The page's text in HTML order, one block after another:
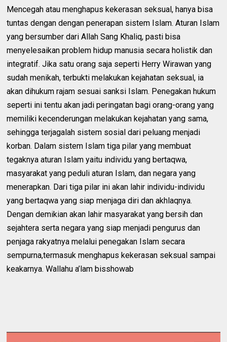
Mencegah atau menghapus kekerasan seksual, hanya bisa
tuntas dengan dengan penerapan sistem Islam. Aturan Islam
yang bersumber dari Allah Sang Khaliq, pasti bisa
menyelesaikan problem hidup manusia secara holistik dan
integratif. Jika satu orang saja seperti Herry Wirawan yang
sudah menikah, terbukti melakukan kejahatan seksual, ia
akan dihukum rajam sesuai sanksi Islam. Penegakan hukum
seperti ini tentu akan jadi peringatan bagi orang-orang yang
memiliki kecenderungan melakukan kejahatan yang sama,
sehingga terjagalah sistem sosial dari peluang menjadi
korban. Dalam sistem Islam tiga pilar yang membuat
tegaknya aturan Islam yaitu individu yang bertaqwa,
masyarakat yang peduli aturan Islam, dan negara yang
menerapkan. Dari tiga pilar ini akan lahir individu-individu
yang bertaqwa yang siap menjaga diri dan akhlaqnya.
Dengan demikian akan lahir masyarakat yang bersih dan
sejahtera serta negara yang siap menjadi pengurus dan
penjaga rakyatnya melalui penegakan Islam secara
sempurna,termasuk menghapus kekerasan seksual sampai
keakarnya. Wallahu a’lam bisshowab